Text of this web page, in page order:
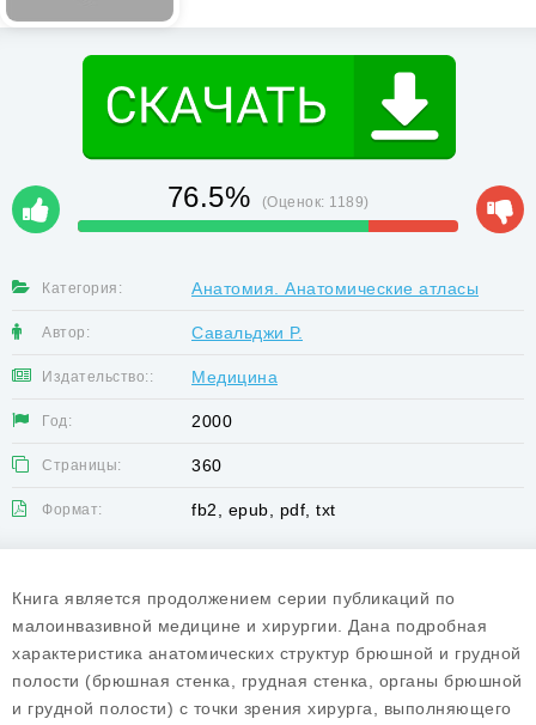
76.5% (Оценок: 1189)
Категория: Анатомия. Анатомические атласы
Автор: Савальджи Р.
Издательство:: Медицина
Год: 2000
Страницы: 360
Формат: fb2, epub, pdf, txt
Книга является продолжением серии публикаций по
малоинвазивной медицине и хирургии. Дана подробная
характеристика анатомических структур брюшной и грудной
полости (брюшная стенка, грудная стенка, органы брюшной
и грудной полости) с точки зрения хирурга, выполняющего